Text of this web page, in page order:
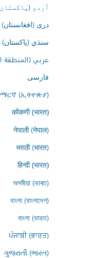
اُردو
درى (افغانستان)
سنڌي (پاکستان)
عربي (المنطقة
فارسى
(ኢትዮጵያ)
कोंकणी (भारत)
नेपाली (नेपाल)
मराठी (भारत)
हिन्दी (भारत)
অসমীয়া (ভাৰত)
বাংলা (বাংলাদেশ)
বাংলা (ভারত)
ਪੰਜਾਬੀ (ਭਾਰਤ)
ગુજરાતી (ભારત)